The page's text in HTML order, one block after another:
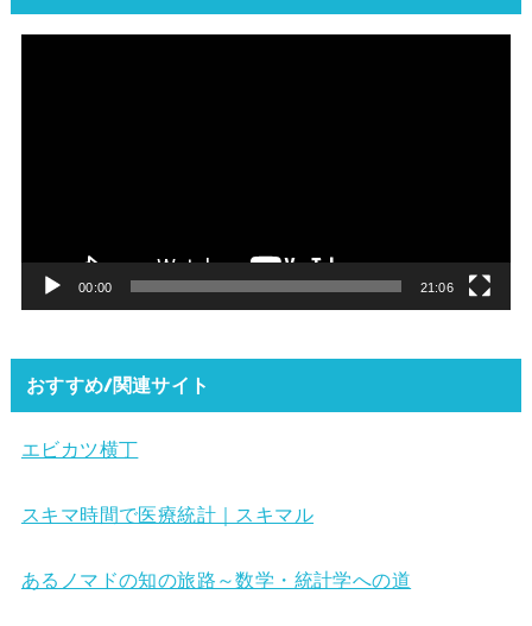
00:00 21:06
おすすめ/関連サイト
エビカツ横丁
スキマ時間で医療統計｜スキマル
あるノマドの知の旅路～数学・統計学への道